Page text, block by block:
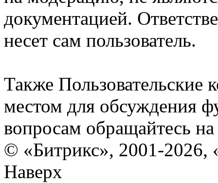
документацией.
несет сам пользователь.
Также Пользовательские
местом для обсуждения
вопросам обращайтесь
© «Битрикс», 2001-2026,
Наверх